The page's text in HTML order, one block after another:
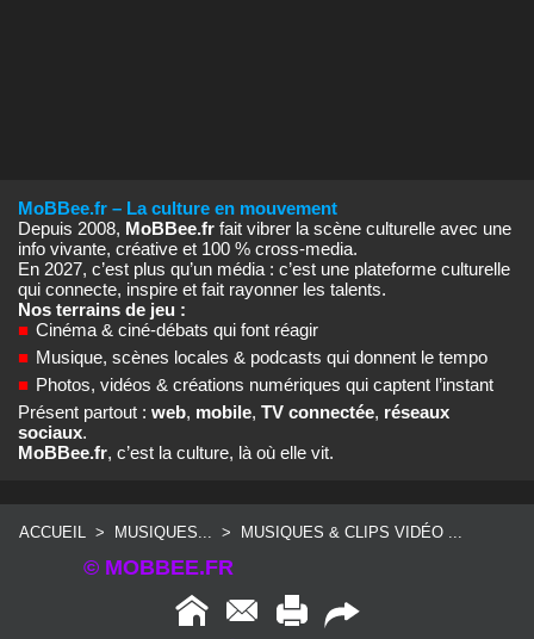
MoBBee.fr – La culture en mouvement
Depuis 2008, MoBBee.fr fait vibrer la scène culturelle avec une
info vivante, créative et 100 % cross‑media.
En 2027, c’est plus qu’un média : c’est une plateforme culturelle
qui connecte, inspire et fait rayonner les talents.
Nos terrains de jeu :
■ Cinéma & ciné‑débats qui font réagir
■ Musique, scènes locales & podcasts qui donnent le tempo
■ Photos, vidéos & créations numériques qui captent l’instant
Présent partout : web, mobile, TV connectée, réseaux
sociaux.
MoBBee.fr, c’est la culture, là où elle vit.
ACCUEIL > MUSIQUES... > MUSIQUES & CLIPS VIDÉO ...
© MOBBEE.FR